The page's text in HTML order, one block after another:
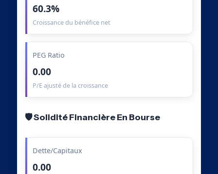
60.3%
Croissance du bénéfice net
PEG Ratio
0.00
P/E ajusté de la croissance
🛡️ Solidité Financière En Bourse
Dette/Capitaux
0.00